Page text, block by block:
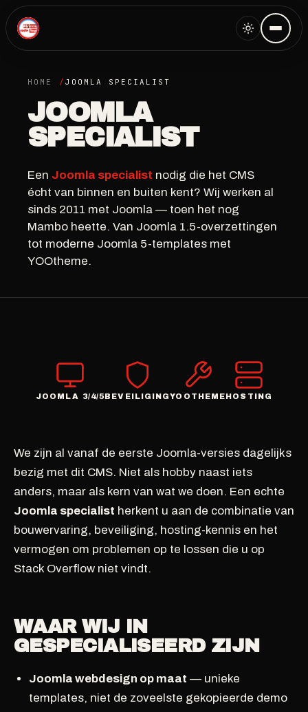
HOME JOOMLA SPECIALIST
JOOMLA
SPECIALIST
Een Joomla specialist nodig die het CMS
écht van binnen en buiten kent? Wij werken al
sinds 2011 met Joomla — toen het nog
Mambo heette. Van Joomla 1.5-overzettingen
tot moderne Joomla 5-templates met
YOOtheme.
JOOMLA 3/4/5BEVEILIGINGYOOTHEMEHOSTING
We zijn al vanaf de eerste Joomla-versies dagelijks
bezig met dit CMS. Niet als hobby naast iets
anders, maar als kern van wat we doen. Een echte
Joomla specialist herkent u aan de combinatie van
bouwervaring, beveiliging, hosting-kennis en het
vermogen om problemen op te lossen die u op
Stack Overflow niet vindt.
WAAR WIJ IN
GESPECIALISEERD ZIJN
Joomla webdesign op maat — unieke
templates, niet de zoveelste gekopieerde demo